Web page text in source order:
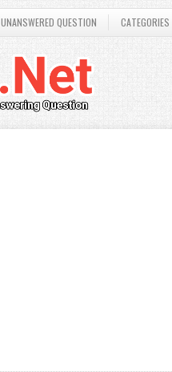
UNANSWERED QUESTION CATEGORIES